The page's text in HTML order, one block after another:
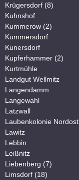
Krügersdorf (8)
Kuhnshof
Kummerow (2)
Kummersdorf
Kunersdorf
Kupferhammer (2)
Kurtmühle
Landgut Wellmitz
Langendamm
Langewahl
Latzwall
Laubenkolonie Nordost
Lawitz
Lebbin
Leißnitz
Liebenberg (7)
Limsdorf (18)